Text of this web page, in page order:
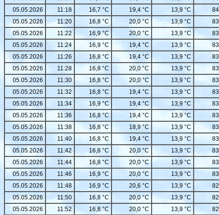
05.05.2026
11:18 16,7 °C 19,4 °C 13,9 °C
05.05.2026
11:20 16,8 °C 20,0 °C 13,9 °C
05.05.2026
11:22 16,9 °C 20,0 °C 13,9 °C
05.05.2026
11:24 16,9 °C 19,4 °C 13,9 °C
05.05.2026
11:26 16,8 °C 19,4 °C 13,9 °C
05.05.2026
11:28 16,8 °C 20,0 °C 13,9 °C
05.05.2026
11:30 16,8 °C 20,0 °C 13,9 °C
05.05.2026
11:32 16,8 °C 19,4 °C 13,9 °C
05.05.2026
11:34 16,9 °C 19,4 °C 13,9 °C
05.05.2026
11:36 16,8 °C 19,4 °C 13,9 °C
05.05.2026
11:38 16,8 °C 18,9 °C 13,9 °C
05.05.2026
11:40 16,8 °C 19,4 °C 13,9 °C
05.05.2026
11:42 16,8 °C 20,0 °C 13,9 °C
05.05.2026
11:44 16,8 °C 20,0 °C 13,9 °C
05.05.2026
11:46 16,9 °C 20,0 °C 13,9 °C
05.05.2026
11:48 16,9 °C 20,6 °C 13,9 °C
05.05.2026
11:50 16,8 °C 20,0 °C 13,9 °C
05.05.2026
11:52 16,8 °C 20,0 °C 13,9 °C